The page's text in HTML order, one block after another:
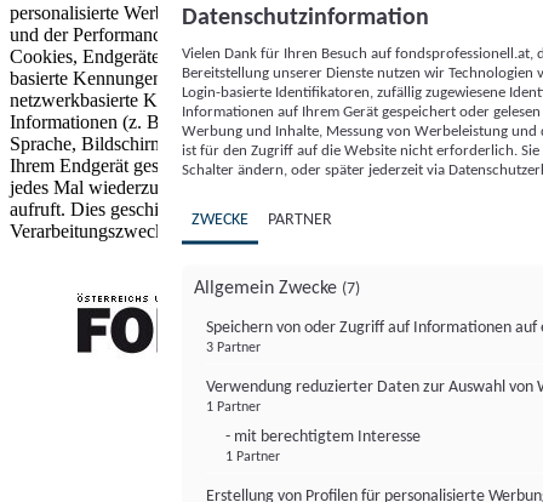
personalisierte Werbung und Inhalte, Messung von Werbeleistung
und der Performance von Inhalten sowie Zielgruppenforschung.
Cookies, Endgeräte- oder ähnliche Online-Kennungen (z. B. login-
basierte Kennungen, zufällig generierte Kennungen,
netzwerkbasierte Kennungen) können zusammen mit anderen
Informationen (z. B. Browsertyp und Browserinformationen,
Sprache, Bildschirmgröße, unterstützte Technologien usw.) auf
Ihrem Endgerät gespeichert oder von dort ausgelesen werden, um es
jedes Mal wiederzuerkennen, wenn es eine App oder einer Webseite
aufruft. Dies geschieht für einen oder mehrere der hier aufgeführten
Verarbeitungszwecke.
Datenschutzinformation
Vielen Dank für Ihren Besuch auf
Bereitstellung unserer Dienste nutzen wir Technologien
Login-basierte Identifikatoren, zufällig zugewiesene
Informationen auf Ihrem Gerät gespeichert oder
Werbung und Inhalte, Messung von Werbeleistung
ist für den Zugriff auf die Website nicht erforderlich.
Schalter ändern, oder später jederzeit via
ZWECKE PARTNER
Allgemein Zwecke (7)
Speichern von oder Zugriff auf Informationen auf
3 Partner
Verwendung reduzierter Daten zur Auswahl von
1 Partner
- mit berechtigtem Interesse
1 Partner
Erstellung von Profilen für personalisierte
FONDS professionell